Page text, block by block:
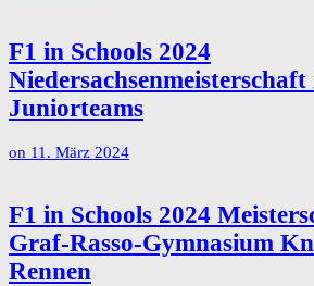
F1 in Schools 2024
Juniorteams
on 11. März 2024
F1 in Schools 2024
Graf-Rasso-Gymnasium
Rennen